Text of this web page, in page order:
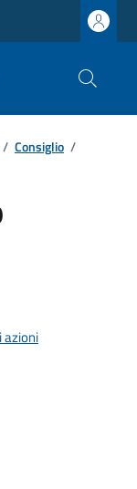
/ Consiglio /
azioni